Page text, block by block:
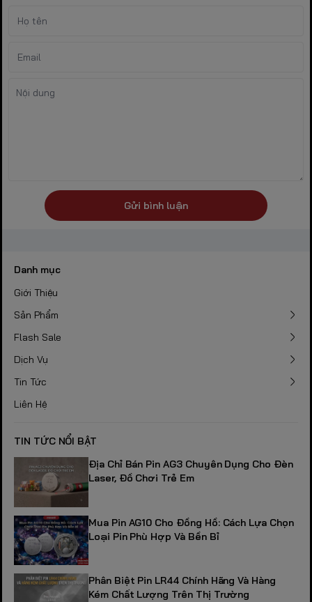
Gửi bình luận
Danh mục
Giới Thiệu
Sản Phẩm
Flash Sale
Dịch Vụ
Tin Tức
Liên Hệ
TIN TỨC NỔI BẬT
Địa Chỉ Bán Pin AG3 Chuyên Dụng Cho Đèn
Laser, Đồ Chơi Trẻ Em
Mua Pin AG10 Cho Đồng Hồ: Cách Lựa Chọn
Loại Pin Phù Hợp Và Bền Bỉ
Phân Biệt Pin LR44 Chính Hãng Và Hàng
Kém Chất Lượng Trên Thị Trường